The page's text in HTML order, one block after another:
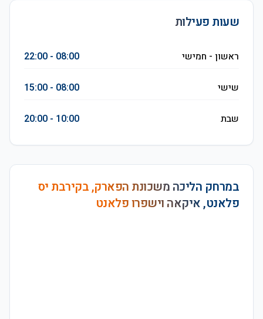
שעות פעילות
ראשון - חמישי 08:00 - 22:00
שישי 08:00 - 15:00
שבת 10:00 - 20:00
במרחק הליכה משכונת הפארק, בקירבת יס
פלאנט, איקאה וישפרו פלאנט